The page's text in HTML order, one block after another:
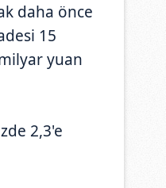
daha önce
15
yuan
2,3'e